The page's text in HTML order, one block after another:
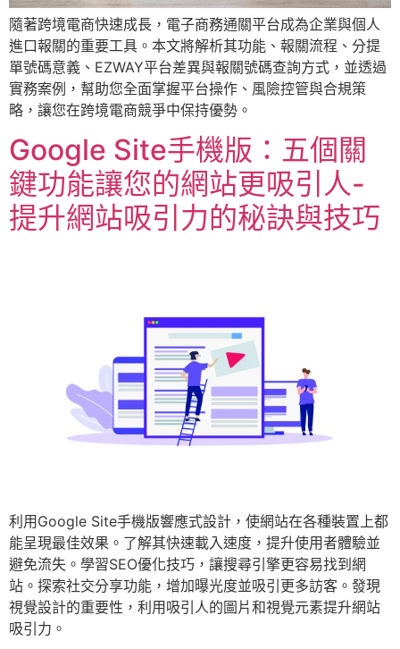
隨著跨境電商快速成長，電子商務通關平台成為企業與個人
進口報關的重要工具。本文將解析其功能、報關流程、分提
單號碼意義、EZWAY平台差異與報關號碼查詢方式，並透過
實務案例，幫助您全面掌握平台操作、風險控管與合規策
略，讓您在跨境電商競爭中保持優勢。
Google Site手機版：五個關
鍵功能讓您的網站更吸引人-
提升網站吸引力的秘訣與技巧
利用Google Site手機版響應式設計，使網站在各種裝置上都
能呈現最佳效果。了解其快速載入速度，提升使用者體驗並
避免流失。學習SEO優化技巧，讓搜尋引擎更容易找到網
站。探索社交分享功能，增加曝光度並吸引更多訪客。發現
視覺設計的重要性，利用吸引人的圖片和視覺元素提升網站
吸引力。